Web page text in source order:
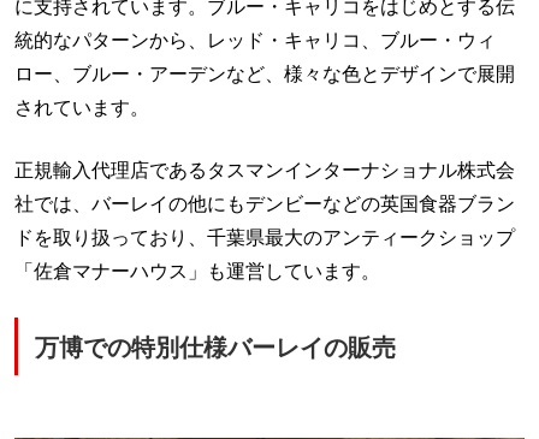
に支持されています。ブルー・キャリコをはじめとする伝
統的なパターンから、レッド・キャリコ、ブルー・ウィ
ロー、ブルー・アーデンなど、様々な色とデザインで展開
されています。
正規輸入代理店であるタスマンインターナショナル株式会
社では、バーレイの他にもデンビーなどの英国食器ブラン
ドを取り扱っており、千葉県最大のアンティークショップ
「佐倉マナーハウス」も運営しています。
万博での特別仕様バーレイの販売